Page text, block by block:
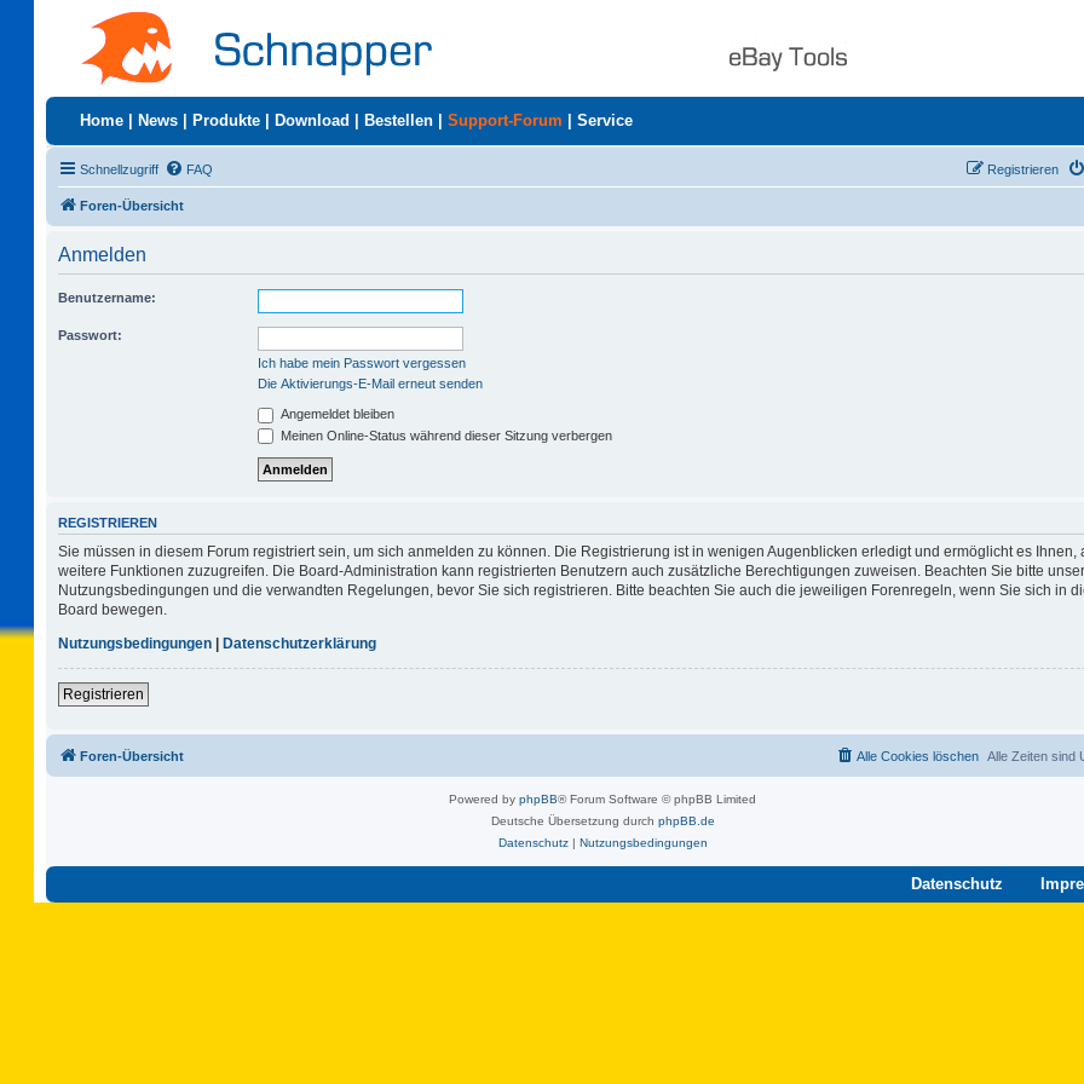
Home News Produkte Download Bestellen Support-Forum Service
Schnellzugriff FAQ Registrieren
Foren-Übersicht
Anmelden
Benutzername:
Passwort:
Ich habe mein Passwort vergessen
Die Aktivierungs-E-Mail erneut senden
Angemeldet bleiben
Meinen Online-Status während dieser Sitzung verbergen
REGISTRIEREN
Sie müssen in diesem Forum registriert sein, um sich anmelden zu können. Die Registrierung ist in wenigen Augenblicken erledigt und ermöglicht es Ihnen,
weitere Funktionen zuzugreifen. Die Board-Administration kann registrierten Benutzern auch zusätzliche Berechtigungen zuweisen. Beachten Sie bitte
Nutzungsbedingungen und die verwandten Regelungen, bevor Sie sich registrieren. Bitte beachten Sie auch die jeweiligen Forenregeln, wenn Sie sich in
Board bewegen.
Nutzungsbedingungen | Datenschutzerklärung
Registrieren
Foren-Übersicht Alle Zeiten sind
Alle Cookies löschen
Powered by phpBB® Forum Software © phpBB Limited
Deutsche Übersetzung durch phpBB.de
Datenschutz| Nutzungsbedingungen
Datenschutz